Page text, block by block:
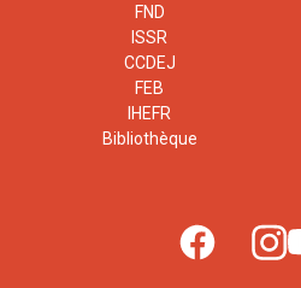
FND
ISSR
CCDEJ
FEB
IHEFR
Bibliothèque